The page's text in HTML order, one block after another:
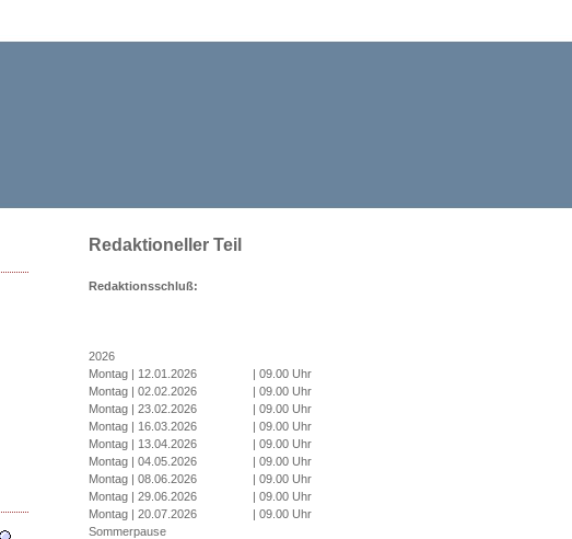
Redaktioneller Teil
Redaktionsschluß:
2026
Montag | 12.01.2026 | 09.00 Uhr
Montag | 02.02.2026 | 09.00 Uhr
Montag | 23.02.2026 | 09.00 Uhr
Montag | 16.03.2026 | 09.00 Uhr
Montag | 13.04.2026 | 09.00 Uhr
Montag | 04.05.2026 | 09.00 Uhr
Montag | 08.06.2026 | 09.00 Uhr
Montag | 29.06.2026 | 09.00 Uhr
Montag | 20.07.2026 | 09.00 Uhr
Sommerpause